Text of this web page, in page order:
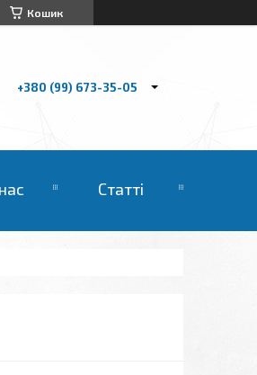
Кошик
+380 (99) 673-35-05
Статті